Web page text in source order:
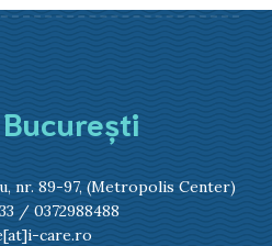
nr. 89-97, (Metropolis Center)
/ 0372988488
care.ro